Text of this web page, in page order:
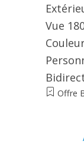
Vue
Offre